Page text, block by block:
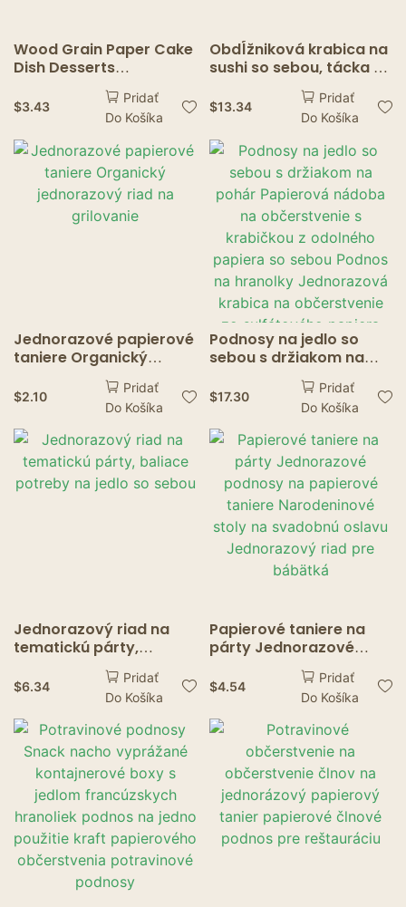
Wood Grain Paper Cake
Dish Desserts
Disposable Plates
Vegetable Plates
Disposable Dishes
Disposable Party Paper
Tray Tableware
$3.43
Pridať
Do Košíka
Obdĺžniková krabica na
sushi so sebou, tácka na
sushi, kraftový
papierový úložný box
$13.34
Pridať
Do Košíka
Jednorazové papierové
taniere Organický
jednorazový riad na
grilovanie
$2.10
Pridať
Do Košíka
Podnosy na jedlo so
sebou s držiakom na
pohár Papierová
nádoba na
občerstvenie s
krabičkou z odolného
papiera so sebou
Podnos na hranolky
Jednorazová krabica
na občerstvenie zo
sulfátového papiera
Podnosy na jedlo
$17.30
Pridať
Do Košíka
Jednorazový riad na
tematickú párty,
baliace potreby na jedlo
so sebou
$6.34
Pridať
Do Košíka
Papierové taniere na
párty Jednorazové
podnosy na papierové
taniere Narodeninové
stoly na svadobnú
oslavu Jednorazový
riad pre bábätká
$4.54
Pridať
Do Košíka